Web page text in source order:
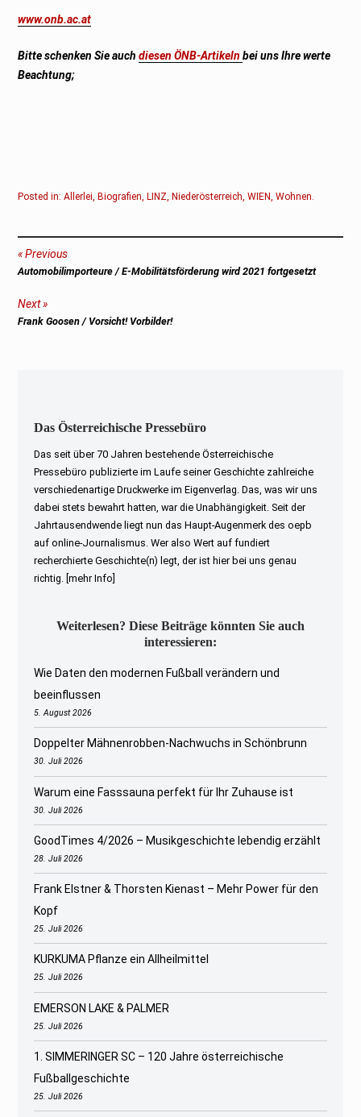
www.onb.ac.at
Bitte schenken Sie auchdiesen ÖNB-Artikelnbei uns Ihre werte
Beachtung;
Posted in:Allerlei,Biografien,LINZ,Niederösterreich,WIEN,Wohnen.
Beitragsnavigation
Previous
Previous
Automobilimporteure / E-Mobilitätsförderung wird 2021 fortgesetzt
Next
Next
Frank Goosen / Vorsicht! Vorbilder!
Das Österreichische Pressebüro
Das seit über 70 Jahren bestehende Österreichische
Pressebüro publizierte im Laufe seiner Geschichte zahlreiche
verschiedenartige Druckwerke im Eigenverlag. Das, was wir uns
dabei stets bewahrt hatten, war die Unabhängigkeit. Seit der
Jahrtausendwende liegt nun das Haupt-Augenmerk des oepb
auf online-Journalismus. Wer also Wert auf fundiert
recherchierte Geschichte(n) legt, der ist hier bei uns genau
richtig.
[mehr Info]
Weiterlesen? Diese Beiträge könnten Sie auch
interessieren:
Wie Daten den modernen Fußball verändern und
beeinflussen
5. August 2026
Doppelter Mähnenrobben-Nachwuchs in Schönbrunn
30. Juli 2026
Warum eine Fasssauna perfekt für Ihr Zuhause ist
30. Juli 2026
GoodTimes 4/2026 – Musikgeschichte lebendig erzählt
28. Juli 2026
Frank Elstner & Thorsten Kienast – Mehr Power für den
Kopf
25. Juli 2026
KURKUMA Pflanze ein Allheilmittel
25. Juli 2026
EMERSON LAKE & PALMER
25. Juli 2026
1. SIMMERINGER SC – 120 Jahre österreichische
Fußballgeschichte
25. Juli 2026